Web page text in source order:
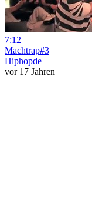
7:12
Machtrap#3
Hiphopde
vor 17 Jahren